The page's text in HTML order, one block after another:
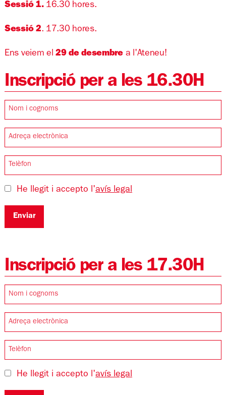
Sessió 1.16.30 hores.
Sessió 2. 17.30 hores.
Ens veiem el29 de desembre a l'Ateneu!
Inscripció per a les 16.30H
He llegit i accepto l'avís legal
Enviar
Inscripció per a les 17.30H
He llegit i accepto l'avís legal